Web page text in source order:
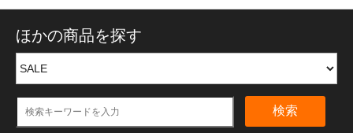
ほかの商品を探す
検索